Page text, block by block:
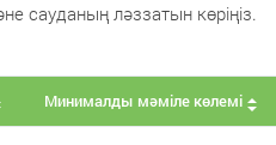
сауданың ләззатын көріңіз.
Минималды мәміле көлемі